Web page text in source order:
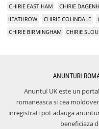
CHIRIE EAST HAM
CHIRIE
HEATHROW
CHIRIE COLINDALE
CHIRIE BIRMINGHAM
CHIRIE
ANUNTURI
Anuntul UK este un
romaneasca si cea
inregistrati pot adauga
beneficiaza